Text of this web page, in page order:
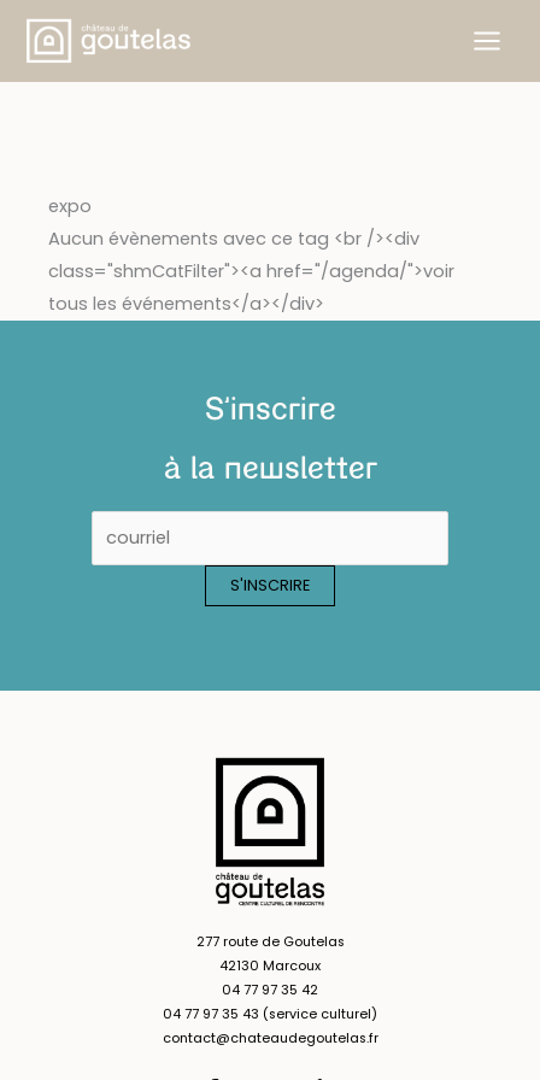
Aller
contenu
expo
Aucun évènements avec ce tag <br /><div
class="shmCatFilter"><a href="/agenda/">voir
tous les événements</a></div>
S'inscrire
à la newsletter
277 route de Goutelas
42130 Marcoux
04 77 97 35 42
04 77 97 35 43 (service culturel)
contact@chateaudegoutelas.fr